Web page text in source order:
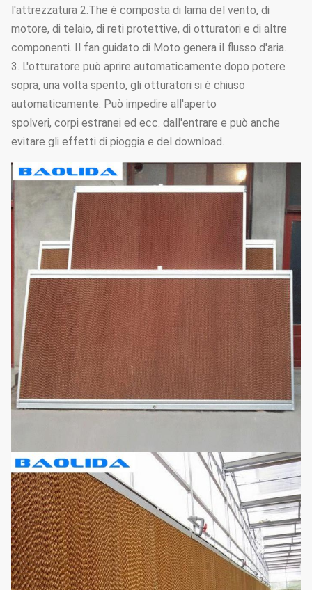
l'attrezzatura 2.The è composta di lama del vento, di
motore, di telaio, di reti protettive, di otturatori e di altre
componenti. Il fan guidato di Moto genera il flusso d'aria.
3. L'otturatore può aprire automaticamente dopo potere
sopra, una volta spento, gli otturatori si è chiuso
automaticamente. Può impedire all'aperto
spolveri, corpi estranei ed ecc. dall'entrare e può anche
evitare gli effetti di pioggia e del download.